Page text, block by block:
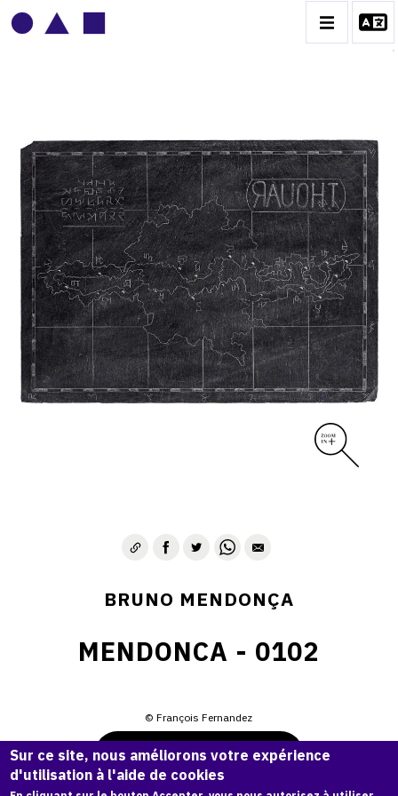
BRUNO MENDONÇA
BIOGRAPHIE
CATALOGUE DES OEUVRES
CONTACT
BRUNO MENDONÇA
MENDONCA - 0102
© François Fernandez
Demande d'information
Sur ce site, nous améliorons votre expérience
d'utilisation à l'aide de cookies